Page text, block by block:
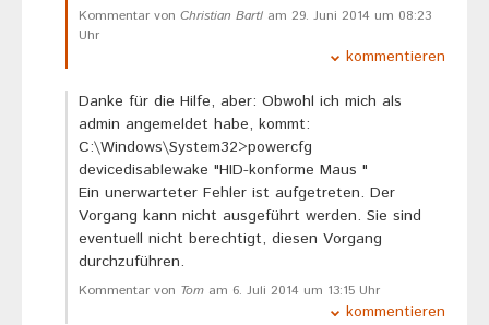
Kommentar von Christian Bartl am 29. Juni 2014 um 08:23
Uhr
kommentieren
Danke für die Hilfe, aber: Obwohl ich mich als
admin angemeldet habe, kommt:
C:\Windows\System32>powercfg
devicedisablewake "HID-konforme Maus "
Ein unerwarteter Fehler ist aufgetreten. Der
Vorgang kann nicht ausgeführt werden. Sie sind
eventuell nicht berechtigt, diesen Vorgang
durchzuführen.
Kommentar von Tom am 6. Juli 2014 um 13:15 Uhr
kommentieren